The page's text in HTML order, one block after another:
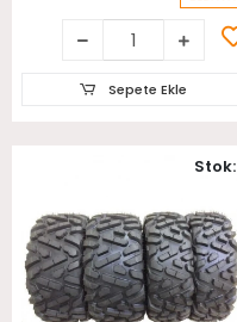
Sepete Ekle
Stok: